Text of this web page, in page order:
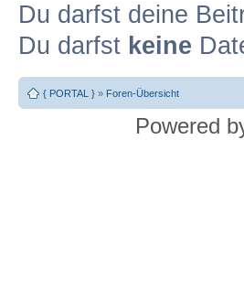
Du darfst deine
Du darfst keine
{ PORTAL } » Foren-Übersicht
Powered